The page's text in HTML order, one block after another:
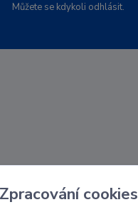
Můžete se kdykoli odhlásit.
Zpracování cookies